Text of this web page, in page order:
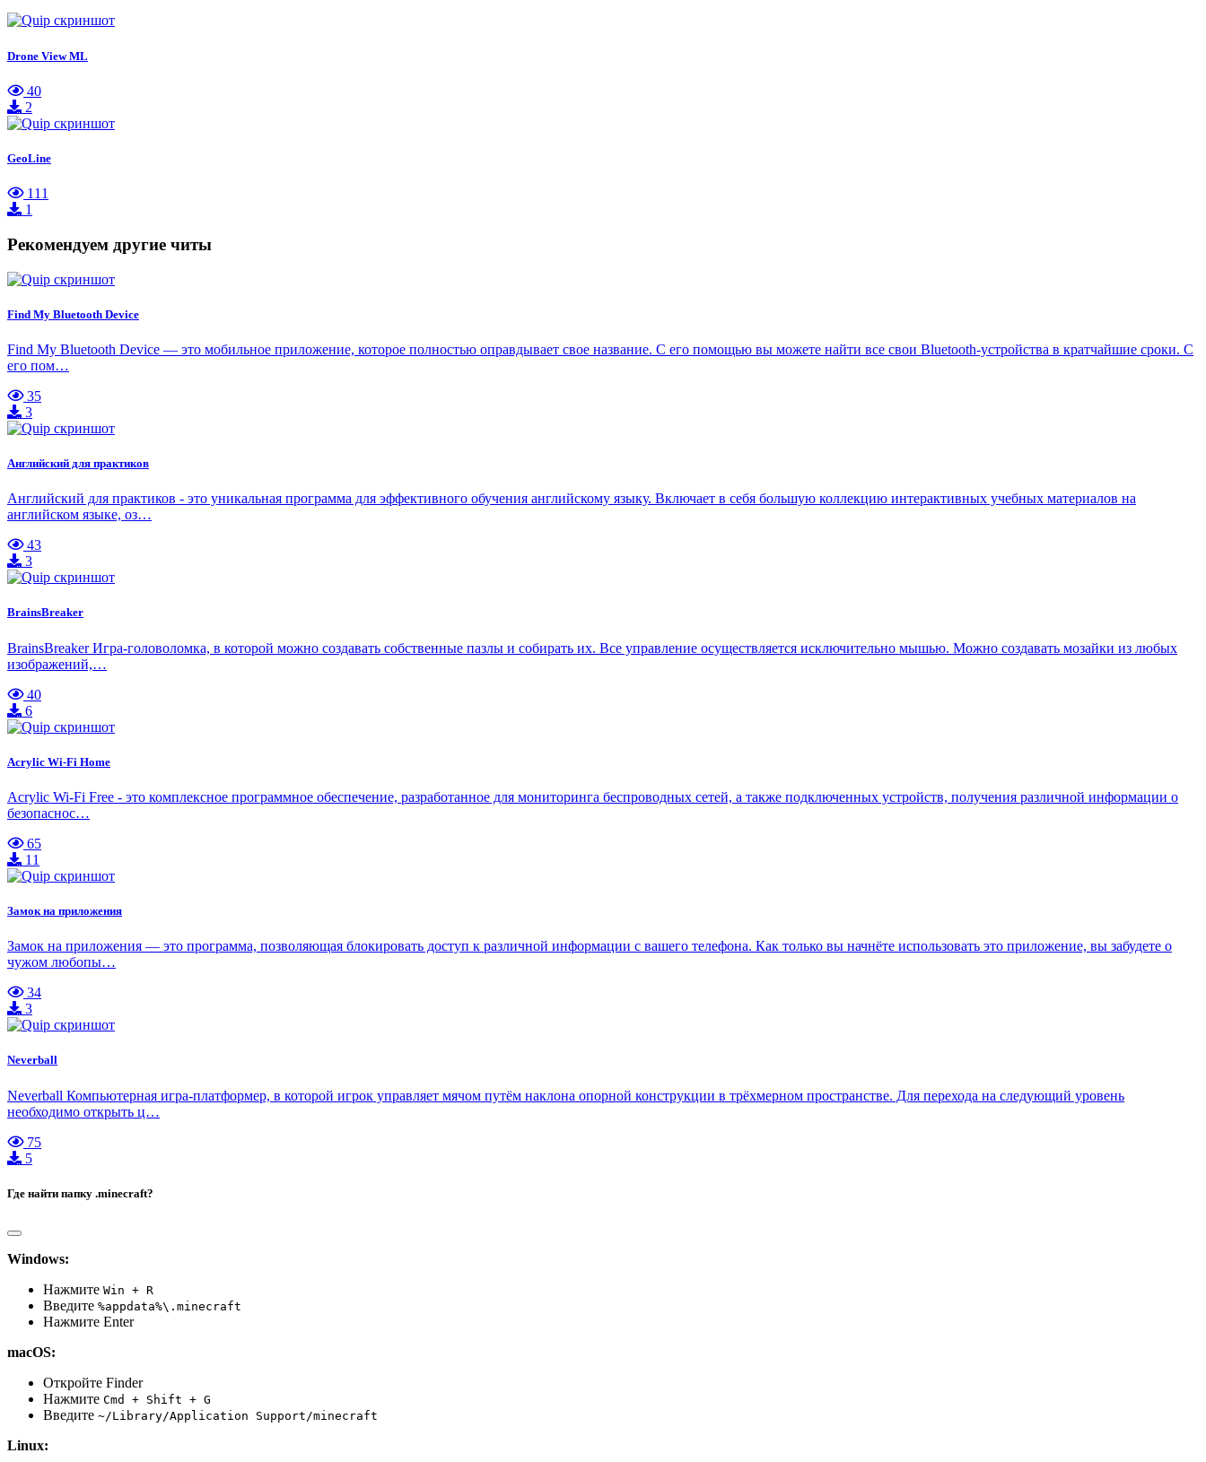
Drone View ML
40
2
GeoLine
111
1
Рекомендуем другие читы
Find My Bluetooth Device
Find My Bluetooth Device — это мобильное приложение, которое полностью оправдывает свое название. С его помощью вы можете найти все свои Bluetooth-устройства в кратчайшие сроки. С
его пом…
35
3
Английский для практиков
Английский для практиков - это уникальная программа для эффективного обучения английскому языку. Включает в себя большую коллекцию интерактивных учебных материалов на
английском языке, оз…
43
3
BrainsBreaker
BrainsBreaker Игра-головоломка, в которой можно создавать собственные пазлы и собирать их. Все управление осуществляется исключительно мышью. Можно создавать мозайки из любых
изображений,…
40
6
Acrylic Wi-Fi Home
Acrylic Wi-Fi Free - это комплексное программное обеспечение, разработанное для мониторинга беспроводных сетей, а также подключенных устройств, получения различной информации о
безопаснос…
65
11
Замок на приложения
Замок на приложения — это программа, позволяющая блокировать доступ к различной информации с вашего телефона. Как только вы начнёте использовать это приложение, вы забудете о
чужом любопы…
34
3
Neverball
Neverball Компьютерная игра-платформер, в которой игрок управляет мячом путём наклона опорной конструкции в трёхмерном пространстве. Для перехода на следующий уровень
необходимо открыть ц…
75
5
Где найти папку .minecraft?
Windows:
Нажмите Win + R
Введите %appdata%\.minecraft
Нажмите Enter
macOS:
Откройте Finder
Нажмите Cmd + Shift + G
Введите ~/Library/Application Support/minecraft
Linux: